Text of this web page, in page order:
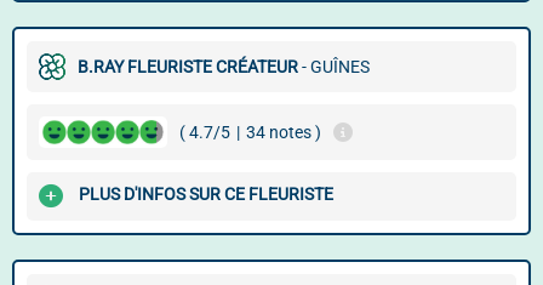
B.RAY FLEURISTE CRÉATEUR- GUÎNES
( 4.7/5 | 34 notes )
PLUS D'INFOS SUR CE FLEURISTE